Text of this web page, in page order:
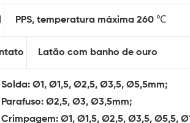
PPS, temperatura máxima 260 ℃
Latão com banho de ouro
Solda: Ø1, Ø1,5, Ø2,5, Ø3,5, Ø5,5mm;
Parafuso: Ø2,5, Ø3, Ø3,5mm;
Crimpagem: Ø1, Ø1,5, Ø2,5, Ø3,5, Ø5,5,